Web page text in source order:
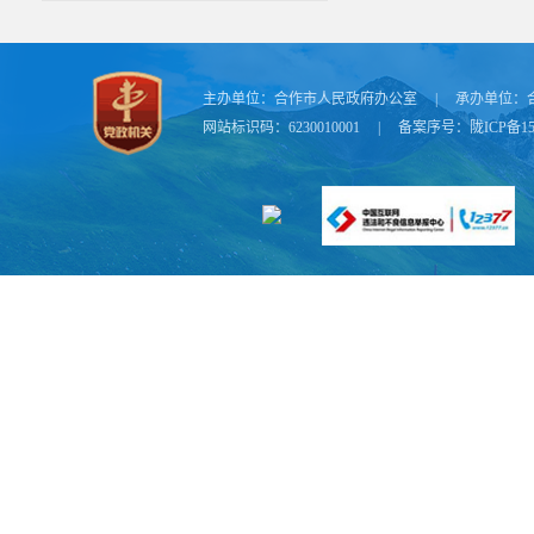
主办单位： 合作市人民政府办公室 承办单位：
网站标识码：6230010001
备案序号：陇ICP备